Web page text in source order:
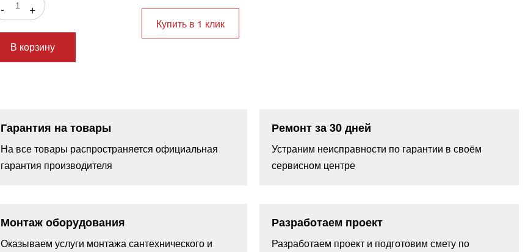
- +
В корзину
Купить в 1 клик
Гарантия на товары
На все товары распространяется официальная
гарантия производителя
Ремонт за 30 дней
Устраним неисправности по гарантии в своём
сервисном центре
Монтаж оборудования
Оказываем услуги монтажа сантехнического и
Разработаем проект
Разработаем проект и подготовим смету по